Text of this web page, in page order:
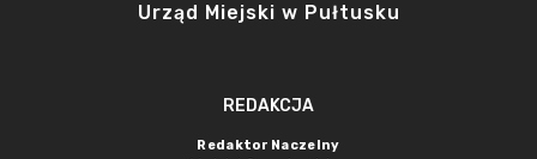
Urząd Miejski w Pułtusku
REDAKCJA
Redaktor Naczelny